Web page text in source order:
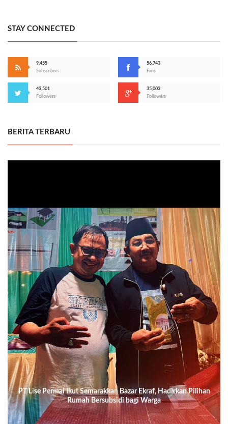
STAY CONNECTED
9,455
Subscribers
56,743
Fans
43,501
Followers
35,003
Followers
BERITA TERBARU
PT Lise Permai Ikut Semarakkan Bazar Ekraf, Hadirkan Pilihan
Rumah Bersubsidi bagi Warga